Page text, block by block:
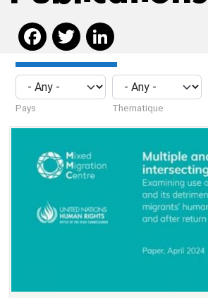
Facebook
Twitter
Pays Thematique